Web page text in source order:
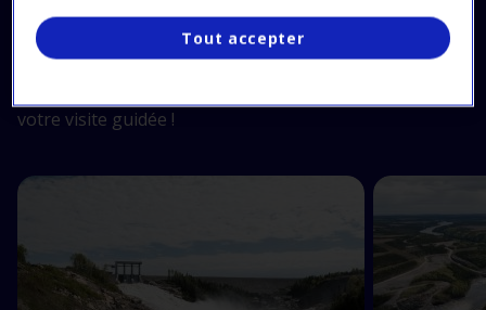
Plein les yeux !
votre visite guidée !
Tout accepter